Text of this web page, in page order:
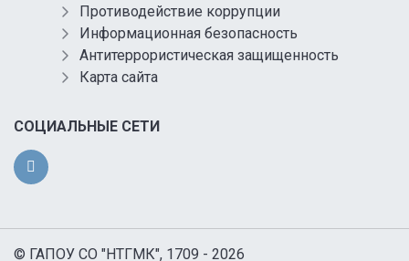
Противодействие коррупции
Информационная безопасность
Антитеррористическая защищенность
Карта сайта
СОЦИАЛЬНЫЕ СЕТИ
© ГАПОУ СО "НТГМК", 1709 - 2026